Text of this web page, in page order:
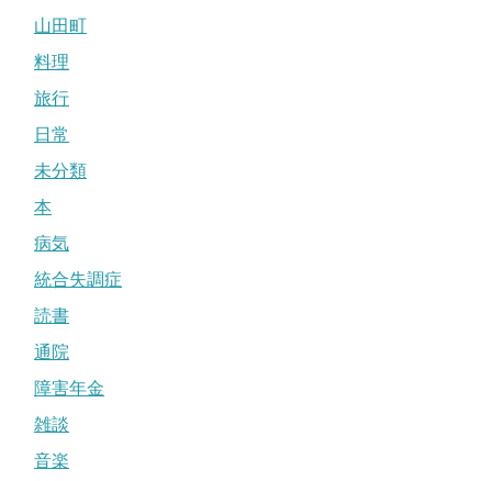
山田町
料理
旅行
日常
未分類
本
病気
統合失調症
読書
通院
障害年金
雑談
音楽